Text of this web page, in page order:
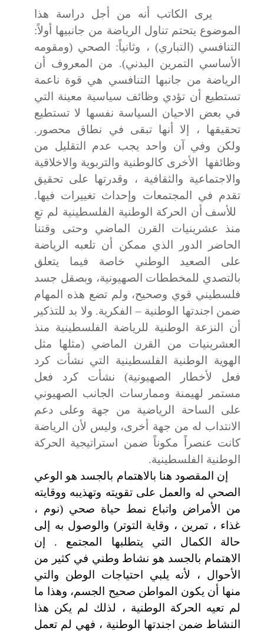
يرى الكاتب أنه من أجل دراسة هذا
الموضوع يتحتم تناول الرياضة من جانبيها أولاً:
التنافسي (التباري) ، وثانياً: الصحي (ومقومه
الأساسي التمرين البدني).
من المعروف أن
الرياضة من جانبها التنافسي هي قوة ناعمة
تستطيع أن تؤدي وظائف سياسية معينة التي
في بعض الاحيان السياسة نفسها لا تستطيع
تحقيقها ، إلا أنها تبقى في نطاق محصور.
ولكن وفي آن واحد يجب عدم التقليل من
وظائفها الأخرى كالوطنية والتربوية والاخلاقية
والاجتماعية والثقافية ، وقدرتها على تحقيق
تقدم في المجتمعات وإحداث تغييرات فيها.
للأسف أن الحركة الوطنية الفلسطينية لم تعِ
منذ عشرينيات القرن الماضي وحتى وقتنا
الحاضر الدور الذي ممكن أن تلعبه الرياضة
على الصعيد الوطني خاصة فيما يتعلق
بالتصدي للمخططات الصهيونية، وبصقل جسد
فلسطيني قوي وصحيح، ولم تضع هذه المهام
ضمن اجندتها الوطنية – الفكرية. ولا بد للتذكير
أن النزعة الوطنية للرياضة الفلسطينية منذ
العشرينيات من القرن الماضي (مثلها مثل
الهوية الوطنية الفلسطينية التي نشأت كرد
فعل لأخطار الصهيونية) نشأت كرد فعل
مستمر لهيمنة وممارسات الجانب الصهيوني
على الساحة الرياضية من جهة وعلى دعم
الانتداب له من جهة أخرى، وليس لأن الرياضة
كانت عنصراً مكوناً ضمن استراتيجية الحركة
الوطنية الفلسطينية.
إن المقصود هنا بالاهتمام بالجسد هو الوعي
الصحي له والعمل على تقويته وتهذيبه ووقايته
من الأمراض واتباع نمط حياة صحي (نوم ،
غذاء ، تمرين ، وقاية التوتر) والوصول به إلى
حالة الكمال التي يتطلبها المجتمع . إن
الاهتمام بالجسد هو نشاط وطني في كثير من
الأحوال ، لأنه يلبي احتياجات الوطن والتي
منها أن يكون المواطن صحيح الجسم، وهذا ما
لم تعيه الحركة الوطنية ، لذلك لم يكن هذا
النشاط ضمن اجندتها الوطنية ، فهي لم تعمل